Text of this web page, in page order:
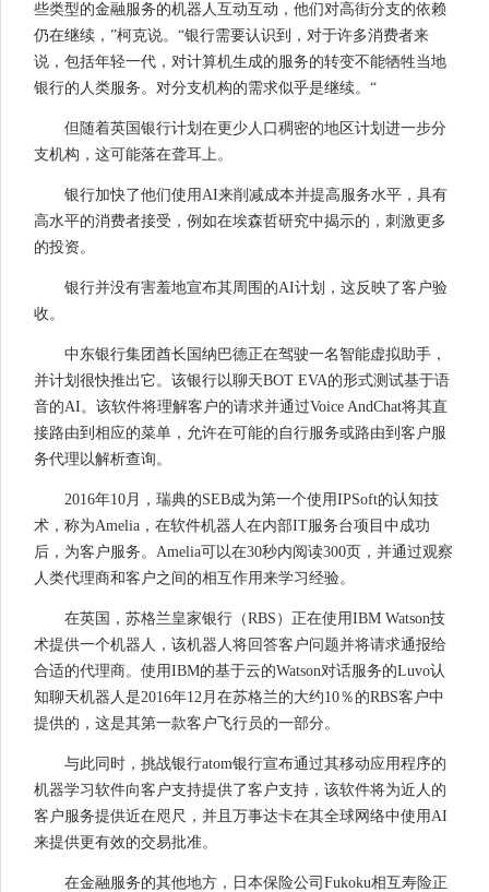
些类型的金融服务的机器人互动互动，他们对高街分支的依赖
仍在继续，”柯克说。“银行需要认识到，对于许多消费者来
说，包括年轻一代，对计算机生成的服务的转变不能牺牲当地
银行的人类服务。对分支机构的需求似乎是继续。“
但随着英国银行计划在更少人口稠密的地区计划进一步分
支机构，这可能落在聋耳上。
银行加快了他们使用AI来削减成本并提高服务水平，具有
高水平的消费者接受，例如在埃森哲研究中揭示的，刺激更多
的投资。
银行并没有害羞地宣布其周围的AI计划，这反映了客户验
收。
中东银行集团酋长国纳巴德正在驾驶一名智能虚拟助手，
并计划很快推出它。该银行以聊天BOT EVA的形式测试基于语
音的AI。该软件将理解客户的请求并通过Voice AndChat将其直
接路由到相应的菜单，允许在可能的自行服务或路由到客户服
务代理以解析查询。
2016年10月，瑞典的SEB成为第一个使用IPSoft的认知技
术，称为Amelia，在软件机器人在内部IT服务台项目中成功
后，为客户服务。Amelia可以在30秒内阅读300页，并通过观察
人类代理商和客户之间的相互作用来学习经验。
在英国，苏格兰皇家银行（RBS）正在使用IBM Watson技
术提供一个机器人，该机器人将回答客户问题并将请求通报给
合适的代理商。使用IBM的基于云的Watson对话服务的Luvo认
知聊天机器人是2016年12月在苏格兰的大约10％的RBS客户中
提供的，这是其第一款客户飞行员的一部分。
与此同时，挑战银行atom银行宣布通过其移动应用程序的
机器学习软件向客户支持提供了客户支持，该软件将为近人的
客户服务提供近在咫尺，并且万事达卡在其全球网络中使用AI
来提供更有效的交易批准。
在金融服务的其他地方，日本保险公司Fukoku相互寿险正